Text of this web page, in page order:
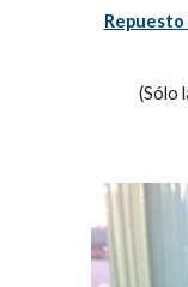
Repuesto
(Sólo